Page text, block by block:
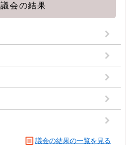
議会の結果
議会の結果の一覧を見る